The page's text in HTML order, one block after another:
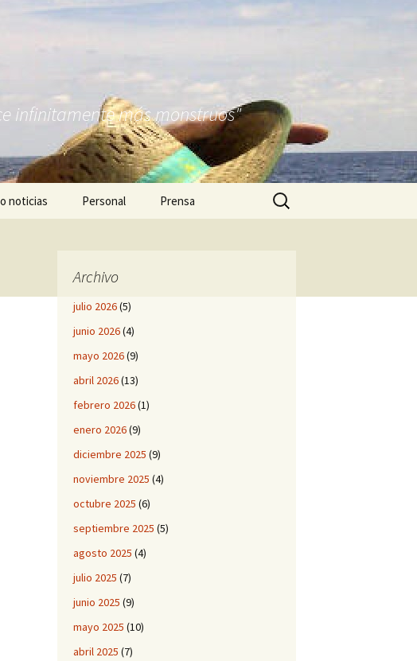
infinitamente más monstruos"
noticias Personal Prensa Buscar:
Archivo
julio 2026(5)
junio 2026(4)
mayo 2026(9)
abril 2026(13)
febrero 2026(1)
enero 2026(9)
diciembre 2025 (9)
noviembre 2025 (4)
octubre 2025 (6)
septiembre 2025 (5)
agosto 2025 (4)
julio 2025 (7)
junio 2025 (9)
mayo 2025 (10)
abril 2025 (7)